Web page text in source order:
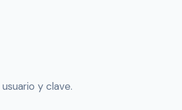
y clave.